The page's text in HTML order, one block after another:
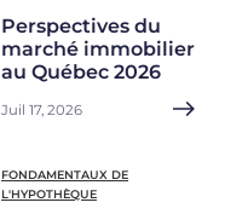
Perspectives du
marché immobilier
au Québec 2026
Juil 17, 2026
FONDAMENTAUX DE
L'HYPOTHÈQUE